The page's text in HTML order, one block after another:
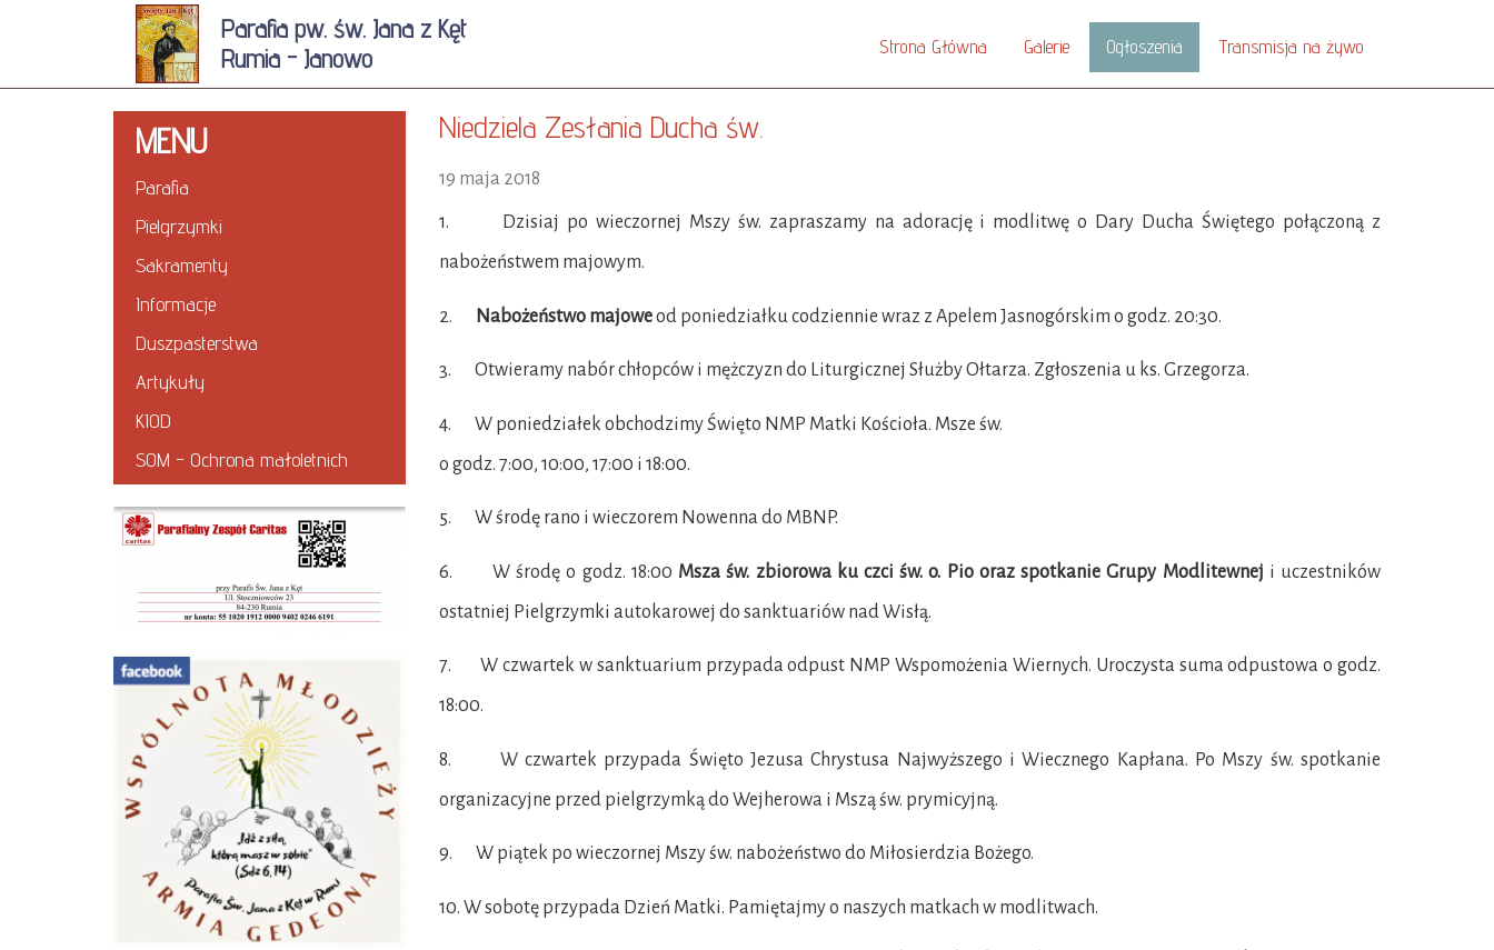
Parafia pw. św. Jana z Kęt
Rumia - Janowo
Strona Główna Galerie Ogłoszenia Transmisja na żywo
MENU
Parafia
Pielgrzymki
Sakramenty
Informacje
Duszpasterstwa
Artykuły
KIOD
SOM - Ochrona małoletnich
Niedziela Zesłania Ducha św.
19 maja 2018
1. Dzisiaj po wieczornej Mszy św. zapraszamy na adorację i modlitwę o Dary Ducha Świętego połączoną z
nabożeństwem majowym.
2. Nabożeństwo majoweod poniedziałku codziennie wraz z Apelem Jasnogórskim o godz. 20:30.
3. Otwieramy nabór chłopców i mężczyzn do Liturgicznej Służby Ołtarza. Zgłoszenia u ks. Grzegorza.
4. W poniedziałek obchodzimy Święto NMP Matki Kościoła. Msze św.
o godz. 7:00, 10:00, 17:00 i 18:00.
5. W środę rano i wieczorem Nowenna do MBNP.
6. W środę o godz. 18:00 Msza św. zbiorowa ku czci św. o. Pio oraz spotkanie Grupy Modlitewnej i uczestników
ostatniej Pielgrzymki autokarowej do sanktuariów nad Wisłą.
7. W czwartek w sanktuarium przypada odpust NMP Wspomożenia Wiernych. Uroczysta suma odpustowa o godz.
18:00.
8. W czwartek przypada Święto Jezusa Chrystusa Najwyższego i Wiecznego Kapłana. Po Mszy św. spotkanie
organizacyjne przed pielgrzymką do Wejherowa i Mszą św. prymicyjną.
9. W piątek po wieczornej Mszy św. nabożeństwo do Miłosierdzia Bożego.
10. W sobotę przypada Dzień Matki. Pamiętajmy o naszych matkach w modlitwach.